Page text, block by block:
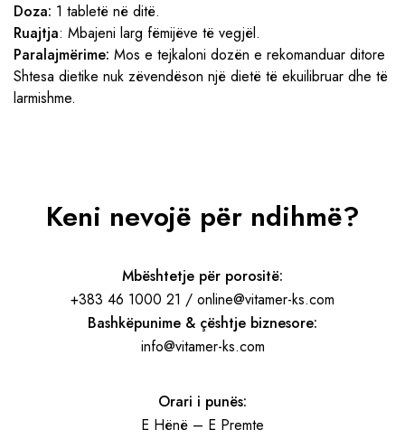
Doza: 1 tabletë në ditë.
Ruajtja: Mbajeni larg fëmijëve të vegjël.
Paralajmërime: Mos e tejkaloni dozën e rekomanduar ditore
Shtesa dietike nuk zëvendëson një dietë të ekuilibruar dhe të
larmishme.
Keni nevojë për ndihmë?
Mbështetje për porositë:
+383 46 1000 21 / online@vitamer-ks.com
Bashkëpunime & çështje biznesore:
info@vitamer-ks.com
Orari i punës:
E Hënë – E Premte